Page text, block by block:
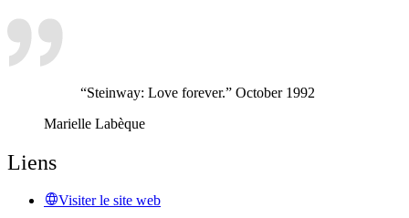
“Steinway: Love forever.” October 1992
Marielle Labèque
Liens
Visiter le site web